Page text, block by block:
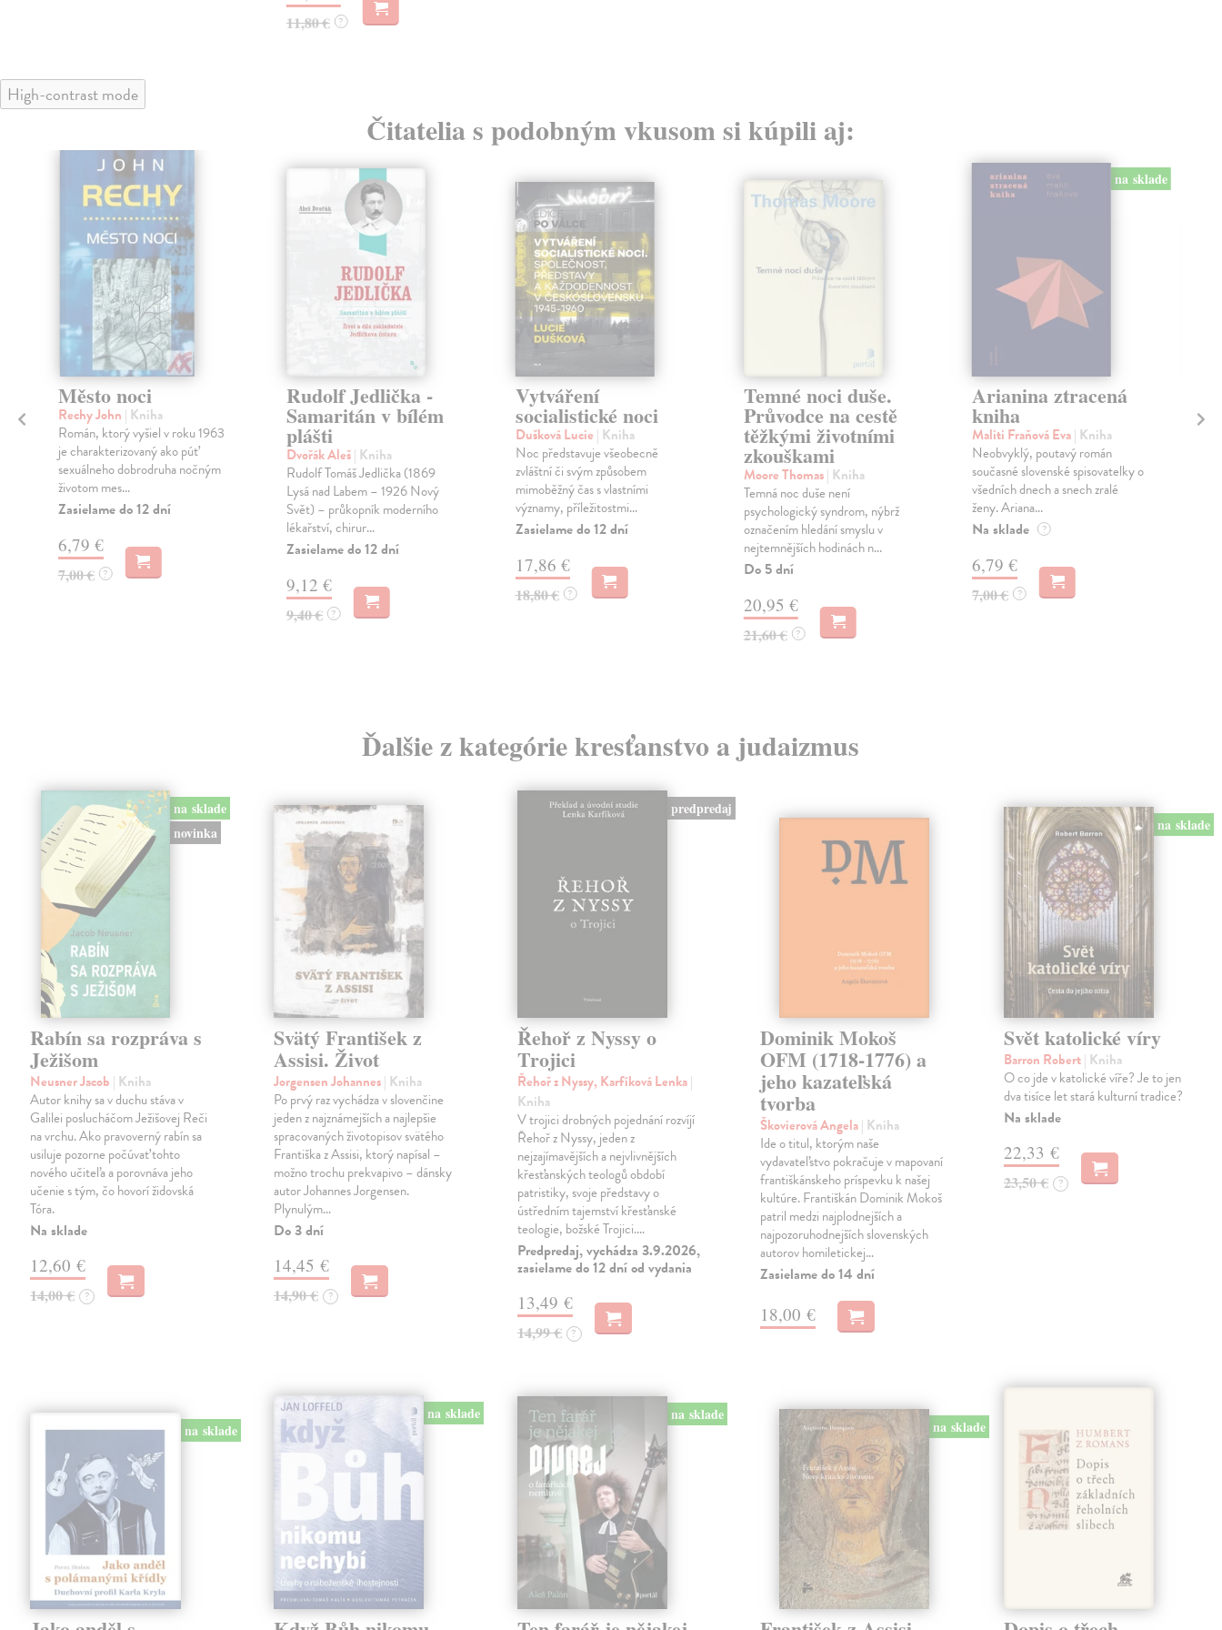
11,80 € ?
High-contrast mode
Čitatelia s podobným vkusom si kúpili aj:
Město noci
Rechy John | Kniha
Román, ktorý vyšiel v roku 1963
je charakterizovaný ako púť
sexuálneho dobrodruha nočným
životom mes...
Zasielame do 12 dní
6,79 €
7,00 € ?
Rudolf Jedlička -
Samaritán v bílém
plášti
Dvořák Aleš| Kniha
Rudolf Tomáš Jedlička (1869
Lysá nad Labem – 1926 Nový
Svět) – průkopník moderního
lékařství, chirur...
Zasielame do 12 dní
9,12 €
9,40 € ?
Vytváření
socialistické noci
Dušková Lucie | Kniha
Noc představuje všeobecně
zvláštní či svým způsobem
mimoběžný čas s vlastními
významy, příležitostmi...
Zasielame do 12 dní
17,86 €
18,80 € ?
Temné noci duše.
Průvodce na cestě
těžkými životními
zkouškami
Moore Thomas| Kniha
Temná noc duše není
psychologický syndrom, nýbrž
označením hledání smyslu v
nejtemnějších hodinách n...
Do 5 dní
20,95 €
21,60 € ?
na sklade
Arianina ztracená
kniha
Maliti Fraňová Eva| Kniha
Neobvyklý, poutavý román
současné slovenské spisovatelky o
všedních dnech a snech zralé
ženy. Ariana...
Na sklade ?
6,79 €
7,00 € ?
Ďalšie z kategórie kresťanstvo a judaizmus
na sklade
novinka
Rabín sa rozpráva s
Ježišom
Neusner Jacob | Kniha
Autor knihy sa v duchu stáva v
Galilei poslucháčom Ježišovej Reči
na vrchu. Ako pravoverný rabín sa
usiluje pozorne počúvať tohto
nového učiteľa a porovnáva jeho
učenie s tým, čo hovorí židovská
Tóra.
Na sklade
12,60 €
14,00 € ?
Svätý František z
Assisi. Život
Jorgensen Johannes| Kniha
Po prvý raz vychádza v slovenčine
jeden z najznámejších a najlepšie
spracovaných životopisov svätého
Františka z Assisi, ktorý napísal –
možno trochu prekvapivo – dánsky
autor Johannes Jorgensen.
Plynulým…
Do 3 dní
14,45 €
14,90 € ?
predpredaj
Řehoř z Nyssy o
Trojici
Řehoř z Nyssy, Karfíková Lenka|
Kniha
V trojici drobných pojednání rozvíjí
Řehoř z Nyssy, jeden z
nejzajímavějších a nejvlivnějších
křesťanských teologů období
patristiky, svoje představy o
ústředním tajemství křesťanské
teologie, božské Trojici.…
Predpredaj, vychádza 3.9.2026,
zasielame do 12 dní od vydania
13,49 €
14,99 € ?
Dominik Mokoš
OFM (1718-1776) a
jeho kazateľská
tvorba
Škovierová Angela| Kniha
Ide o titul, ktorým naše
vydavateľstvo pokračuje v mapovaní
františkánskeho príspevku k našej
kultúre. Františkán Dominik Mokoš
patril medzi najplodnejších a
najpozoruhodnejších slovenských
autorov homiletickej…
Zasielame do 14 dní
18,00 €
na sklade
Svět katolické víry
Barron Robert| Kniha
O co jde v katolické víře? Je to jen
dva tisíce let stará kulturní tradice?
Na sklade
22,33 €
23,50 € ?
na sklade
na sklade na sklade
na sklade